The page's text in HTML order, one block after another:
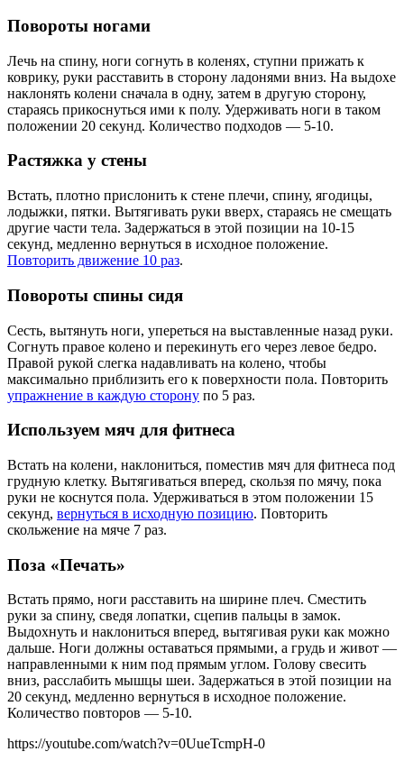
Повороты ногами
Лечь на спину, ноги согнуть в коленях, ступни прижать к
коврику, руки расставить в сторону ладонями вниз. На выдохе
наклонять колени сначала в одну, затем в другую сторону,
стараясь прикоснуться ими к полу. Удерживать ноги в таком
положении 20 секунд. Количество подходов — 5-10.
Растяжка у стены
Встать, плотно прислонить к стене плечи, спину, ягодицы,
лодыжки, пятки. Вытягивать руки вверх, стараясь не смещать
другие части тела. Задержаться в этой позиции на 10-15
секунд, медленно вернуться в исходное положение.
Повторить движение 10 раз.
Повороты спины сидя
Сесть, вытянуть ноги, упереться на выставленные назад руки.
Согнуть правое колено и перекинуть его через левое бедро.
Правой рукой слегка надавливать на колено, чтобы
максимально приблизить его к поверхности пола. Повторить
упражнение в каждую сторону по 5 раз.
Используем мяч для фитнеса
Встать на колени, наклониться, поместив мяч для фитнеса под
грудную клетку. Вытягиваться вперед, скользя по мячу, пока
руки не коснутся пола. Удерживаться в этом положении 15
секунд, вернуться в исходную позицию. Повторить
скольжение на мяче 7 раз.
Поза «Печать»
Встать прямо, ноги расставить на ширине плеч. Сместить
руки за спину, сведя лопатки, сцепив пальцы в замок.
Выдохнуть и наклониться вперед, вытягивая руки как можно
дальше. Ноги должны оставаться прямыми, а грудь и живот —
направленными к ним под прямым углом. Голову свесить
вниз, расслабить мышцы шеи. Задержаться в этой позиции на
20 секунд, медленно вернуться в исходное положение.
Количество повторов — 5-10.
https://youtube.com/watch?v=0UueTcmpH-0